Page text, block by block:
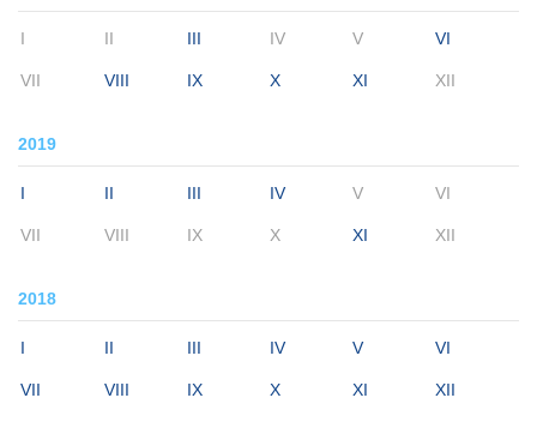
I II III IV V VI
VII VIII IX X XI XII
2019
I II III IV V VI
VII VIII IX X XI XII
2018
I II III IV V VI
VII VIII IX X XI XII